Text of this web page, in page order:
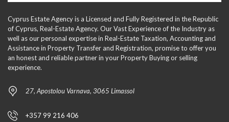
Cyprus Estate Agency is a Licensed and Fully Registered in the Republic
of Cyprus, Real-Estate Agency. Our Vast Experience of the Industry as
well as our personal expertise in Real-Estate Taxation, Accounting and
Assistance in Property Transfer and Registration, promise to offer you
an honest and reliable partner in your Property Buying or selling
experience.
27, Apostolou Varnava, 3065 Limassol
+357 99 216 406